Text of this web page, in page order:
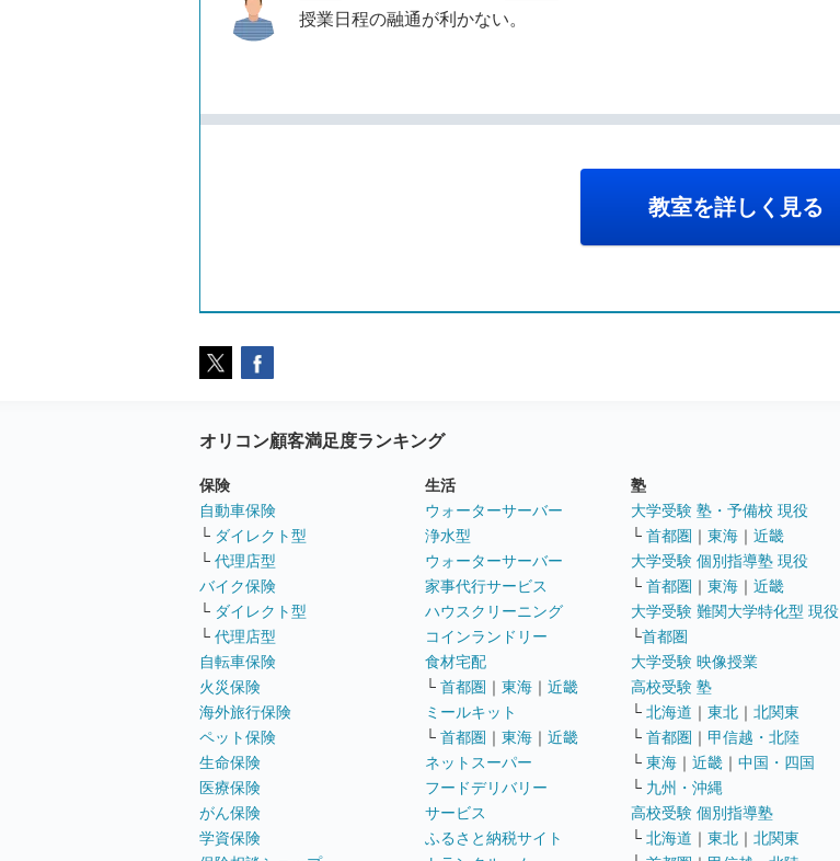
授業日程の融通が利かない。
教室を詳しく見る
オリコン顧客満足度ランキング
保険
自動車保険
└ ダイレクト型
└ 代理店型
バイク保険
└ ダイレクト型
└ 代理店型
自転車保険
火災保険
海外旅行保険
ペット保険
生命保険
医療保険
がん保険
学資保険
生活
ウォーターサーバー
浄水型
ウォーターサーバー
家事代行サービス
ハウスクリーニング
コインランドリー
食材宅配
└ 首都圏 ｜ 東海 ｜ 近畿
ミールキット
└ 首都圏 ｜ 東海 ｜ 近畿
ネットスーパー
フードデリバリー
サービス
ふるさと納税サイト
塾
大学受験 塾・予備校 現役
└ 首都圏 ｜ 東海 ｜ 近畿
大学受験 個別指導塾 現役
└ 首都圏 ｜ 東海 ｜ 近畿
大学受験 難関大学特化型 現役
└首都圏
大学受験 映像授業
高校受験 塾
└ 北海道 ｜ 東北 ｜ 北関東
└ 首都圏 ｜ 甲信越・北陸
└ 東海 ｜ 近畿 ｜ 中国・四国
└ 九州・沖縄
高校受験 個別指導塾
└ 北海道 ｜ 東北 ｜ 北関東